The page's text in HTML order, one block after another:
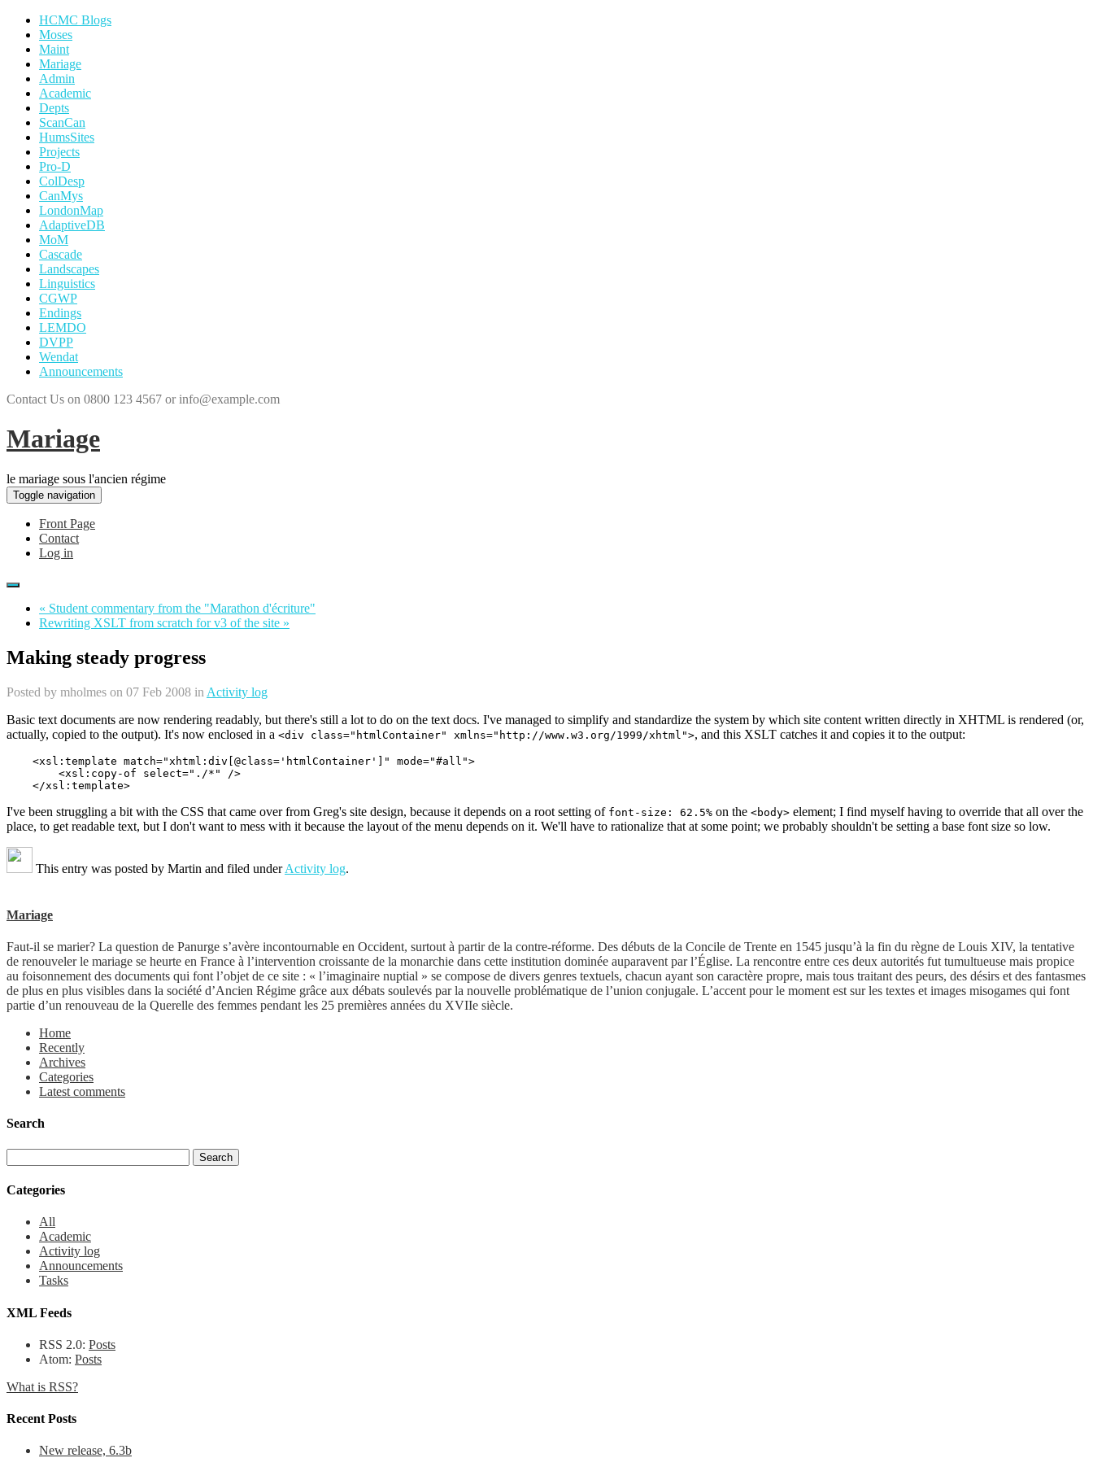
HCMC Blogs
Moses
Maint
Mariage
Admin
Academic
Depts
ScanCan
HumsSites
Projects
Pro-D
ColDesp
CanMys
LondonMap
AdaptiveDB
MoM
Cascade
Landscapes
Linguistics
CGWP
Endings
LEMDO
DVPP
Wendat
Announcements
Contact Us on 0800 123 4567 or info@example.com
Mariage
le mariage sous l'ancien régime
Toggle navigation
Front Page
Contact
Log in
« Student commentary from the "Marathon d'écriture"
Rewriting XSLT from scratch for v3 of the site »
Making steady progress
Posted by mholmes on 07 Feb 2008 in Activity log
Basic text documents are now rendering readably, but there's still a lot to do on the text docs. I've managed to simplify and standardize the system by which site content written directly in XHTML is rendered (or,
actually, copied to the output). It's now enclosed in a <div class="htmlContainer" xmlns="http://www.w3.org/1999/xhtml">, and this XSLT catches it and copies it to the output:
    <xsl:template match="xhtml:div[@class='htmlContainer']" mode="#all">
        <xsl:copy-of select="./*" />
I've been struggling a bit with the CSS that came over from Greg's site design, because it depends on a root setting of font-size: 62.5% on the <body> element; I find myself having to override that all over the
place, to get readable text, but I don't want to mess with it because the layout of the menu depends on it. We'll have to rationalize that at some point; we probably shouldn't be setting a base font size so low.
This entry was posted by Martin and filed underActivity log.
Mariage
Faut-il se marier? La question de Panurge s’avère incontournable en Occident, surtout à partir de la contre-réforme. Des débuts de la Concile de Trente en 1545 jusqu’à la fin du règne de Louis XIV, la tentative
de renouveler le mariage se heurte en France à l’intervention croissante de la monarchie dans cette institution dominée auparavent par l’Église. La rencontre entre ces deux autorités fut tumultueuse mais propice
au foisonnement des documents qui font l’objet de ce site : « l’imaginaire nuptial » se compose de divers genres textuels, chacun ayant son caractère propre, mais tous traitant des peurs, des désirs et des fantasmes
de plus en plus visibles dans la société d’Ancien Régime grâce aux débats soulevés par la nouvelle problématique de l’union conjugale. L’accent pour le moment est sur les textes et images misogames qui font
partie d’un renouveau de la Querelle des femmes pendant les 25 premières années du XVIIe siècle.
Home
Recently
Archives
Categories
Latest comments
Search
Categories
All
Academic
Activity log
Announcements
Tasks
XML Feeds
RSS 2.0: Posts
Atom: Posts
What is RSS?
Recent Posts
New release, 6.3b